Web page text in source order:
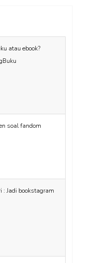
atau ebook?
soal fandom
: Jadi bookstagram